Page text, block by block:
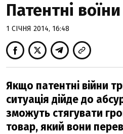
Патентні
1 СІЧНЯ 2014, 16:48
Якщо патентні війни
ситуація дійде до
зможуть стягувати
товар, який вони